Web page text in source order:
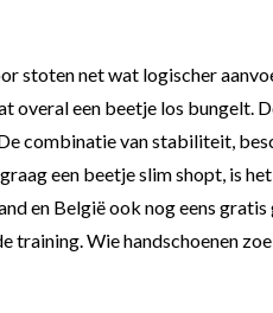
stoten net wat logischer
overal een beetje los bungelt.
combinatie van stabiliteit,
een beetje slim shopt, is
en België ook nog eens
training. Wie handschoenen